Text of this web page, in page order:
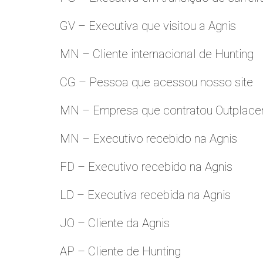
GV – Executiva que visitou a Agnis
MN – Cliente internacional de Hunting
CG – Pessoa que acessou nosso site
MN – Empresa que contratou
MN – Executivo recebido na Agnis
FD – Executivo recebido na Agnis
LD – Executiva recebida na Agnis
JO – Cliente da Agnis
AP – Cliente de Hunting